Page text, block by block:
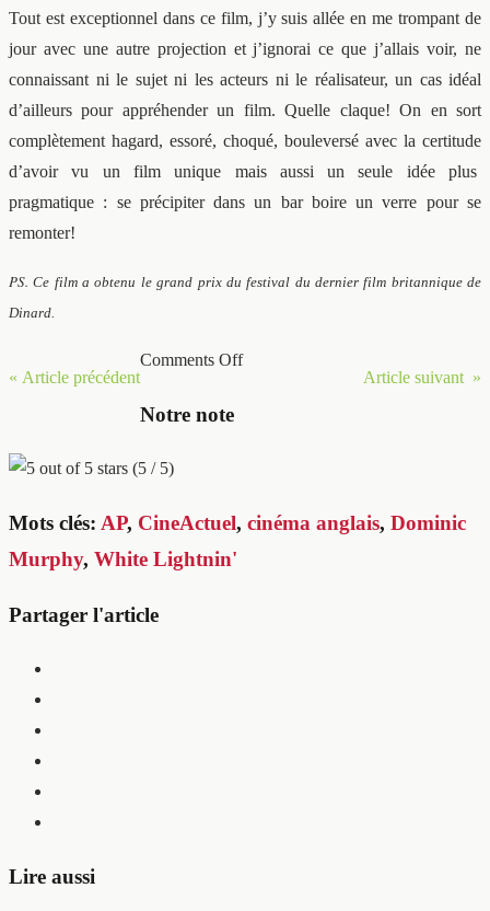
Tout est exceptionnel dans ce film, j’y suis allée en me trompant de
jour avec une autre projection et j’ignorai ce que j’allais voir, ne
connaissant ni le sujet ni les acteurs ni le réalisateur, un cas idéal
d’ailleurs pour appréhender un film. Quelle claque! On en sort
complètement hagard, essoré, choqué, bouleversé avec la certitude
d’avoir vu un film unique mais aussi un seule idée plus
pragmatique : se précipiter dans un bar boire un verre pour se
remonter!
PS.Ce film a obtenu le grand prix du festival du dernier film britannique de
Dinard.
« Article précédent Article suivant »
Comments Off
Notre note
(5 / 5)
Mots clés: AP, CineActuel, cinéma anglais, Dominic
Murphy, White Lightnin'
Partager l'article
Lire aussi